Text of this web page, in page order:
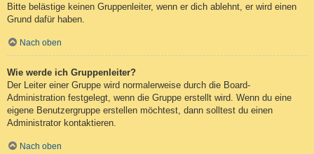
Bitte belästige keinen Gruppenleiter, wenn er dich ablehnt, er wird einen
Grund dafür haben.
Nach oben
Wie werde ich Gruppenleiter?
Der Leiter einer Gruppe wird normalerweise durch die Board-
Administration festgelegt, wenn die Gruppe erstellt wird. Wenn du eine
eigene Benutzergruppe erstellen möchtest, dann solltest du einen
Administrator kontaktieren.
Nach oben